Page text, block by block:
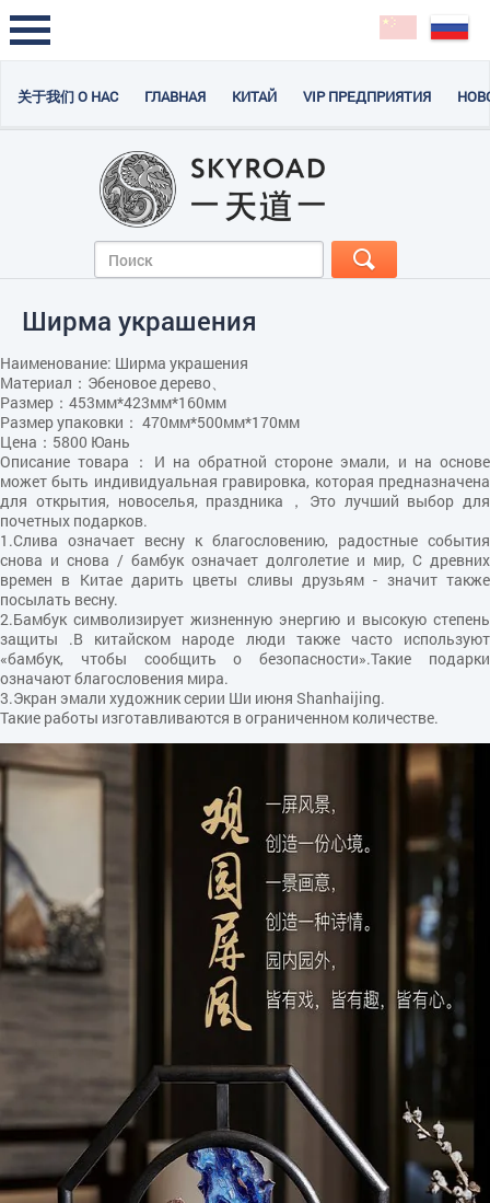
关于我们 О НАС ГЛАВНАЯ КИТАЙ VIP ПРЕДПРИЯТИЯ
Ширма украшения
Hаименование: Ширма украшения
Материал：Эбеновое дерево、
Размер：453мм*423мм*160мм
Размер упаковки： 470мм*500мм*170мм
Цена：5800 Юань
Описание товара：И на обратной стороне эмали, и на основе
может быть индивидуальная гравировка, которая предназначена
для открытия, новоселья, праздника，Это лучший выбор для
почетных подарков.
1.Слива означает весну к благословению, радостные события
снова и снова / бамбук означает долголетие и мир, С древних
времен в Китае дарить цветы сливы друзьям - значит также
посылать весну.
2.Бамбук символизирует жизненную энергию и высокую степень
защиты .В китайском народе люди также часто используют
«бамбук, чтобы сообщить о безопасности».Такие подарки
означают благословения мира.
3.Экран эмали художник серии Ши июня Shanhaijing.
Такие работы изготавливаются в ограниченном количестве.